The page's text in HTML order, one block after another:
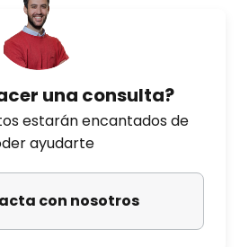
una consulta?
estarán encantados de
ayudarte
con nosotros